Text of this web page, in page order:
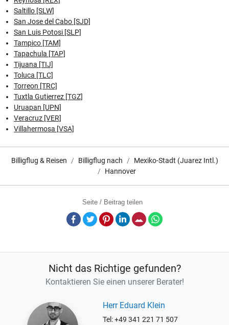
Saltillo [SLW]
San Jose del Cabo [SJD]
San Luis Potosi [SLP]
Tampico [TAM]
Tapachula [TAP]
Tijuana [TIJ]
Toluca [TLC]
Torreon [TRC]
Tuxtla Gutierrez [TGZ]
Uruapan [UPN]
Veracruz [VER]
Villahermosa [VSA]
Billigflug & Reisen Billigflug nach
Mexiko-Stadt (Juarez Intl.)
Hannover
Seite / Beitrag teilen
Facebook
TwitterPinterestLinkedInE-Mail
Nicht das Richtige gefunden?
Kontaktieren Sie einen unserer Berater!
Herr Eduard Klein
Tel: +49 341 221 71 507